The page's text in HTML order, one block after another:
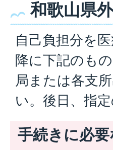
和歌山県
自己負担分を
降に下記のも
局または各支
い。後日、指
手続きに必